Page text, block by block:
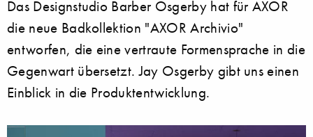
Das Designstudio Barber Osgerby hat für AXOR
die neue Badkollektion "AXOR Archivio"
entworfen, die eine vertraute Formensprache in die
Gegenwart übersetzt. Jay Osgerby gibt uns einen
Einblick in die Produktentwicklung.